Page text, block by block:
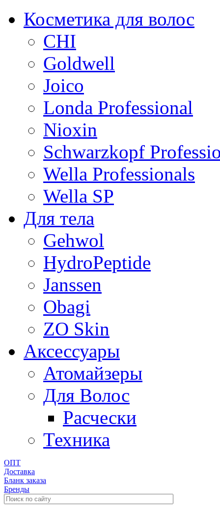
Косметика для волос
CHI
Goldwell
Joico
Londa Professional
Nioxin
Schwarzkopf
Wella Professionals
Wella SP
Для тела
Gehwol
HydroPeptide
Janssen
Obagi
ZO Skin
Aксессуары
Атомайзеры
Для Волос
Расчески
Техника
ОПТ
Доставка
Бланк заказа
Бренды